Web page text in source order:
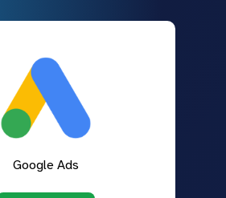
Google Ads